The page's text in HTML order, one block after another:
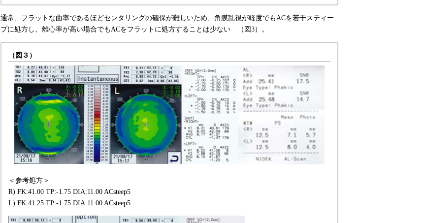
通常、フラットな曲率であるほどセンタリングの確保が難しいため、角膜乱視が軽度でもACを若干スティー
プに処方し、離心率が高い場合でもACをフラットに処方することは少ない （図3）。
（図３）
＜参考処方＞
R) FK:41.00 TP:-1.75 DIA:11.00 ACsteep5
L) FK:41.25 TP:-1.75 DIA:11.00 ACsteep5